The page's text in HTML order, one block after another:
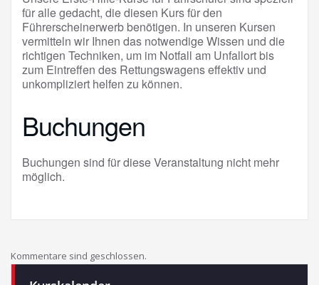
für alle gedacht, die diesen Kurs für den
Führerscheinerwerb benötigen. In unseren Kursen
vermitteln wir Ihnen das notwendige Wissen und die
richtigen Techniken, um im Notfall am Unfallort bis
zum Eintreffen des Rettungswagens effektiv und
unkompliziert helfen zu können.
Buchungen
Buchungen sind für diese Veranstaltung nicht mehr
möglich.
Kommentare sind geschlossen.